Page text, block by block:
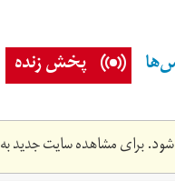
پخش زنده
برای مشاهده سایت جدید به